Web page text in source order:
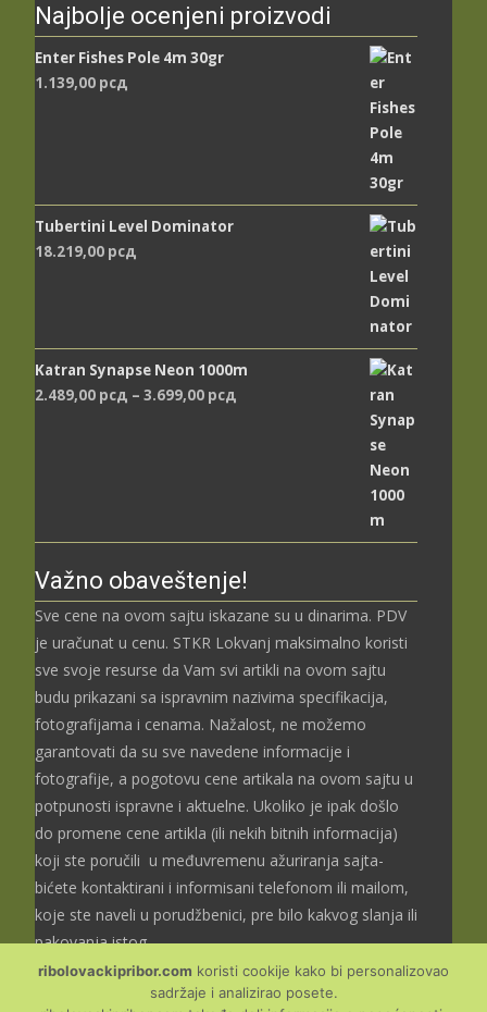
Najbolje ocenjeni proizvodi
Enter Fishes Pole 4m 30gr
1.139,00 рсд
Tubertini Level Dominator
18.219,00 рсд
Katran Synapse Neon 1000m
2.489,00 рсд – 3.699,00 рсд
Važno obaveštenje!
Sve cene na ovom sajtu iskazane su u dinarima. PDV
je uračunat u cenu. STKR Lokvanj maksimalno koristi
sve svoje resurse da Vam svi artikli na ovom sajtu
budu prikazani sa ispravnim nazivima specifikacija,
fotografijama i cenama. Nažalost, ne možemo
garantovati da su sve navedene informacije i
fotografije, a pogotovu cene artikala na ovom sajtu u
potpunosti ispravne i aktuelne. Ukoliko je ipak došlo
do promene cene artikla (ili nekih bitnih informacija)
koji ste poručili u međuvremenu ažuriranja sajta-
bićete kontaktirani i informisani telefonom ili mailom,
koje ste naveli u porudžbenici, pre bilo kakvog slanja ili
pakovanja istog.
ribolovackipribor.com koristi cookije kako bi personalizovao
sadržaje i analizirao posete.